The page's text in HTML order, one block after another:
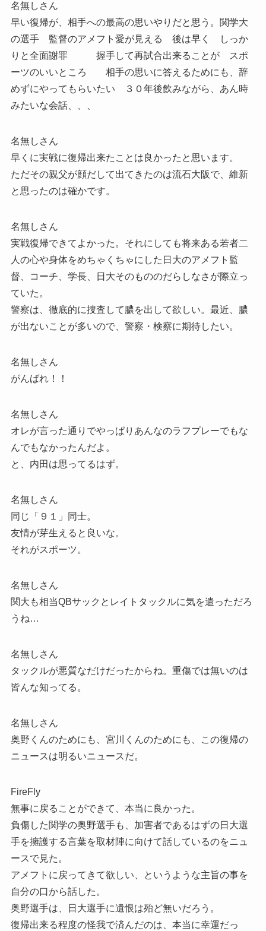
名無しさん
早い復帰が、相手への最高の思いやりだと思う。関学大
の選手 監督のアメフト愛が見える 後は早く しっか
りと全面謝罪 握手して再試合出来ることが スポ
ーツのいいところ 相手の思いに答えるためにも、辞
めずにやってもらいたい ３０年後飲みながら、あん時
みたいな会話、、、
名無しさん
早くに実戦に復帰出来たことは良かったと思います。
ただその親父が顔だして出てきたのは流石大阪で、維新
と思ったのは確かです。
名無しさん
実戦復帰できてよかった。それにしても将来ある若者二
人の心や身体をめちゃくちゃにした日大のアメフト監
督、コーチ、学長、日大そのもののだらしなさが際立っ
ていた。
警察は、徹底的に捜査して膿を出して欲しい。最近、膿
が出ないことが多いので、警察・検察に期待したい。
名無しさん
がんばれ！！
名無しさん
オレが言った通りでやっぱりあんなのラフプレーでもな
んでもなかったんだよ。
と、内田は思ってるはず。
名無しさん
同じ「９１」同士。
友情が芽生えると良いな。
それがスポーツ。
名無しさん
関大も相当QBサックとレイトタックルに気を遣っただろ
うね…
名無しさん
タックルが悪質なだけだったからね。重傷では無いのは
皆んな知ってる。
名無しさん
奥野くんのためにも、宮川くんのためにも、この復帰の
ニュースは明るいニュースだ。
FireFly
無事に戻ることができて、本当に良かった。
負傷した関学の奥野選手も、加害者であるはずの日大選
手を擁護する言葉を取材陣に向けて話しているのをニュ
ースで見た。
アメフトに戻ってきて欲しい、というような主旨の事を
自分の口から話した。
奥野選手は、日大選手に遺恨は殆ど無いだろう。
復帰出来る程度の怪我で済んだのは、本当に幸運だっ